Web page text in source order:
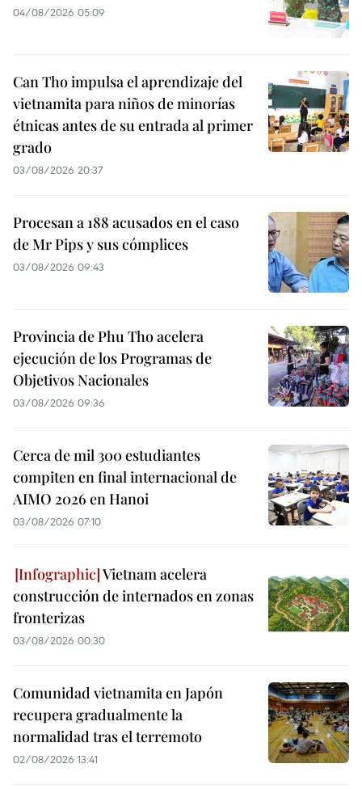
04/08/2026 05:09
Can Tho impulsa el aprendizaje del
vietnamita para niños de minorías
étnicas antes de su entrada al primer
grado
03/08/2026 20:37
Procesan a 188 acusados en el caso
de Mr Pips y sus cómplices
03/08/2026 09:43
Provincia de Phu Tho acelera
ejecución de los Programas de
Objetivos Nacionales
03/08/2026 09:36
Cerca de mil 300 estudiantes
compiten en final internacional de
AIMO 2026 en Hanoi
03/08/2026 07:10
Vietnam acelera
construcción de internados en zonas
fronterizas
03/08/2026 00:30
Comunidad vietnamita en Japón
recupera gradualmente la
normalidad tras el terremoto
02/08/2026 13:41